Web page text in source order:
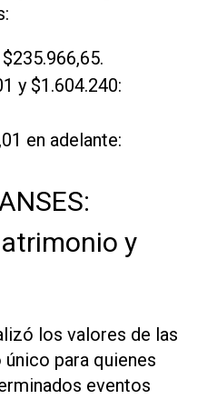
y $1.604.240:
en adelante:
y
los valores de las
para quienes
eventos